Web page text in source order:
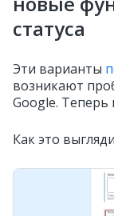
статуса
Эти варианты
возникают
Google.
Как это